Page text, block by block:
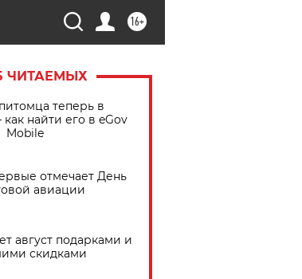
16+
ЧИТАЕМЫХ
теперь в
найти его в eGov
Mobile
отмечает День
авиации
август подарками и
скидками